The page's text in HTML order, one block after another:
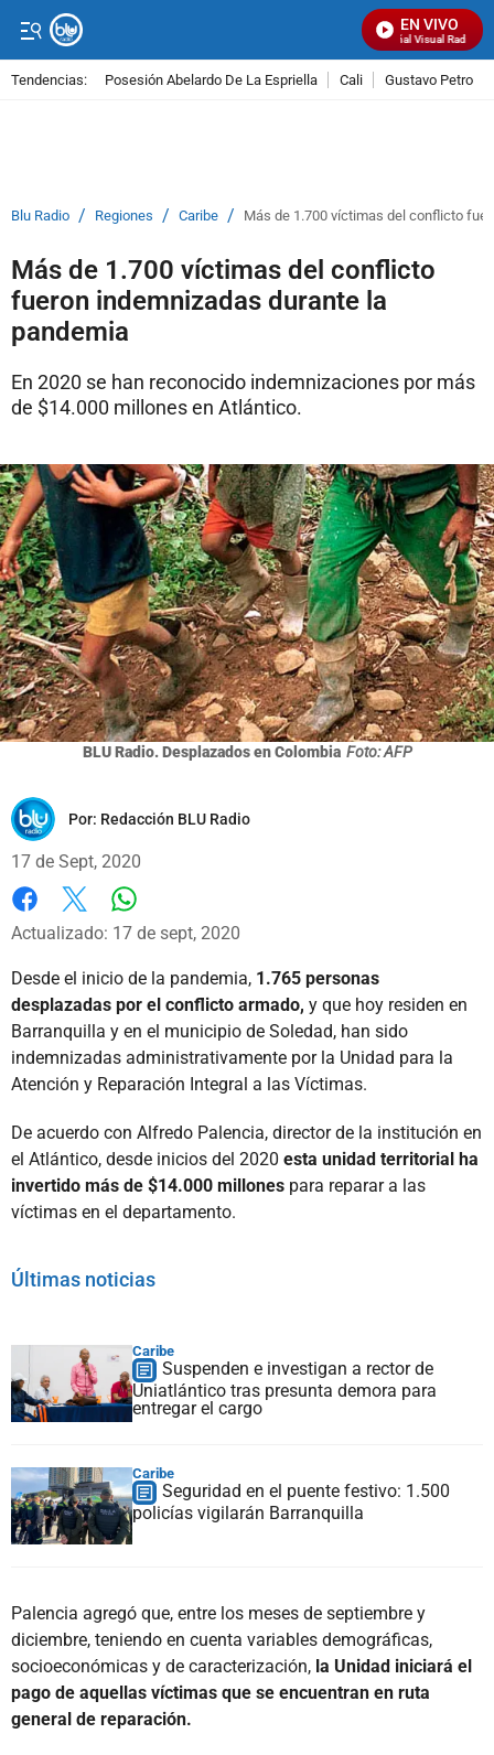
EN VIVO
Señal Visual Radio
Tendencias: Posesión Abelardo De La Espriella Cali Gustavo Petro
Blu Radio / Regiones / Caribe / Más de 1.700 víctimas del conflicto
Más de 1.700 víctimas del conflicto
fueron indemnizadas durante la
pandemia
En 2020 se han reconocido indemnizaciones por más
de $14.000 millones en Atlántico.
BLU Radio. Desplazados en Colombia Foto: AFP
Por: Redacción BLU Radio
17 de Sept, 2020
Facebook
X
Actualizado: 17 de sept, 2020
Desde el inicio de la pandemia, 1.765 personas
desplazadas por el conflicto armado, y que hoy residen en
Barranquilla y en el municipio de Soledad, han sido
indemnizadas administrativamente por la Unidad para la
Atención y Reparación Integral a las Víctimas.
De acuerdo con Alfredo Palencia, director de la institución en
el Atlántico, desde inicios del 2020 esta unidad territorial ha
invertido más de $14.000 millones para reparar a las
víctimas en el departamento.
Últimas noticias
Caribe
Suspenden e investigan a rector de
Uniatlántico tras presunta demora para
entregar el cargo
Caribe
Seguridad en el puente festivo: 1.500
policías vigilarán Barranquilla
Palencia agregó que, entre los meses de septiembre y
diciembre, teniendo en cuenta variables demográficas,
socioeconómicas y de caracterización, la Unidad iniciará el
pago de aquellas víctimas que se encuentran en ruta
general de reparación.